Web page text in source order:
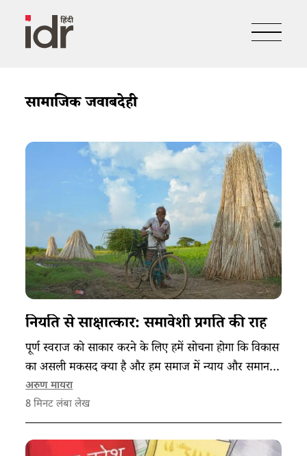
सामाजिक जवाबदेही
नियति से साक्षात्कार: समावेशी प्रगति की राह
पूर्ण स्वराज को साकार करने के लिए हमें सोचना होगा कि विकास
का असली मकसद क्या है और हम समाज में न्याय और समानता
के मूल्य कैसे स्थापित कर सकते हैं।
अरुण मायरा
8 मिनट लंबा लेख